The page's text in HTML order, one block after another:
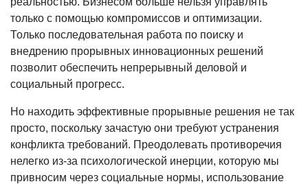
только с помощью компромиссов и оптимизации.
Только последовательная работа по поиску и
внедрению прорывных инновационных решений
позволит обеспечить непрерывный деловой и
социальный прогресс.
Но находить эффективные прорывные решения не так
просто, поскольку зачастую они требуют устранения
конфликта требований. Преодолевать противоречия
нелегко из-за психологической инерции, которую мы
привносим через социальные нормы, использование